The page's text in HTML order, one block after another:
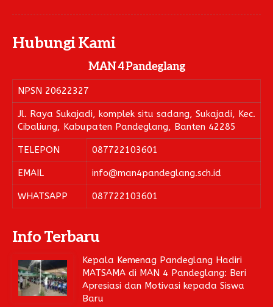
Pengembalian Mandiri
LINK LITERATUR
Kitab Asli
Pustaka Lajnah
Pustaka Islam
Cari Hadits
Hubungi Kami
MAN 4 Pandeglang
NPSN 20622327
Jl. Raya Sukajadi, komplek situ sadang, Sukajadi, Kec.
Cibaliung, Kabupaten Pandeglang, Banten 42285
TELEPON 087722103601
EMAIL info@man4pandeglang.sch.id
WHATSAPP 087722103601
Info Terbaru
Kepala Kemenag Pandeglang Hadiri
MATSAMA di MAN 4 Pandeglang: Beri
Apresiasi dan Motivasi kepada Siswa
Baru